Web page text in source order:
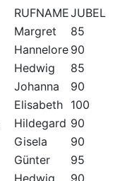
RUFNAMEJUBEL
Margret
85
Hannelore 90
Hedwig
85
Johanna
90
Elisabeth 100
Hildegard 90
Gisela
90
Günter
95
Hedwig
90